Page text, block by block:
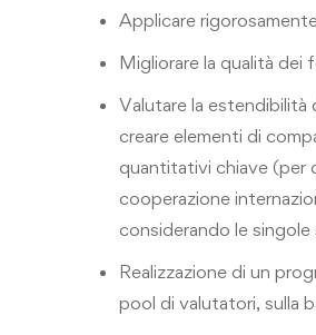
Applicare
Migliorare la qualità dei
Valutare la estendibilità
creare elementi di
quantitativi chiave (per
cooperazione
considerando le
Realizzazione di un
pool di valutatori, sulla